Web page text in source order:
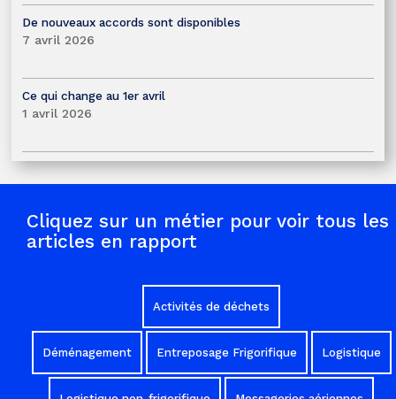
De nouveaux accords sont disponibles
7 avril 2026
Ce qui change au 1er avril
1 avril 2026
Cliquez sur un métier pour voir tous les
articles en rapport
Activités de déchets
Déménagement Entreposage Frigorifique Logistique